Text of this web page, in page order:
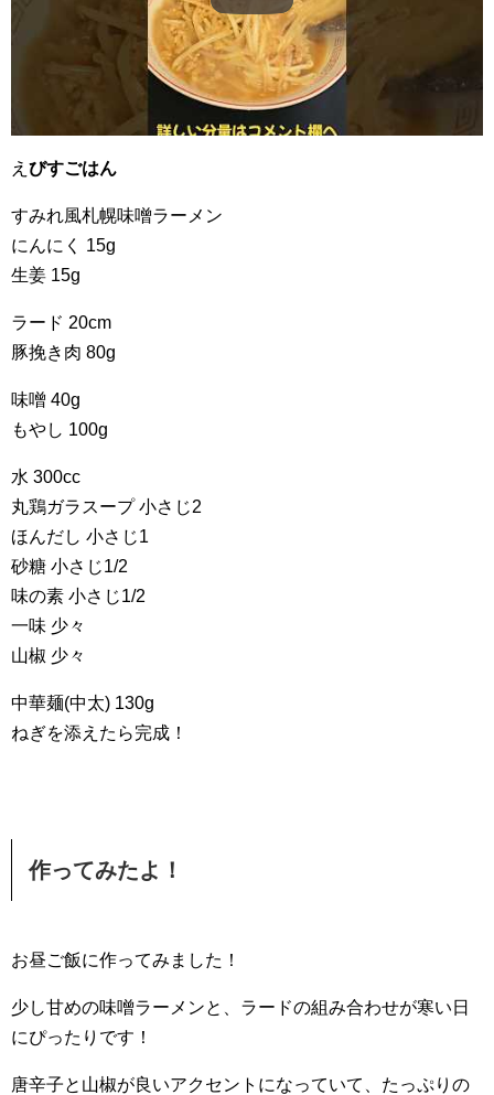
え びすごはん
すみれ風札幌味噌ラーメン
にんにく 15g
生姜 15g
ラード 20cm
豚挽き肉 80g
味噌 40g
もやし 100g
水 300cc
丸鶏ガラスープ 小さじ2
ほんだし 小さじ1
砂糖 小さじ1/2
味の素 小さじ1/2
一味 少々
山椒 少々
中華麺(中太) 130g
ねぎを添えたら完成！
作ってみたよ！
お昼ご飯に作ってみました！
少し甘めの味噌ラーメンと、ラードの組み合わせが寒い日
にぴったりです！
唐辛子と山椒が良いアクセントになっていて、たっぷりの